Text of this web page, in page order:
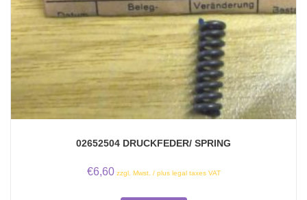
02652504 DRUCKFEDER/ SPRING
€6,60 zzgl. Mwst. / plus legal taxes VAT